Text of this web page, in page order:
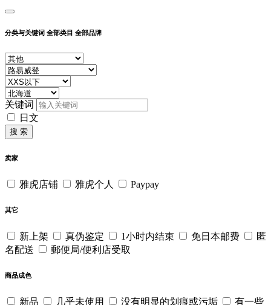
分类与关键词 全部类目 全部品牌
关键词
日文
搜 索
卖家
雅虎店铺 雅虎个人 Paypay
其它
新上架 真伪鉴定 1小时内结束 免日本邮费
匿
名配送
郵便局/便利店受取
商品成色
新品 几乎未使用 没有明显的划痕或污垢 有一些